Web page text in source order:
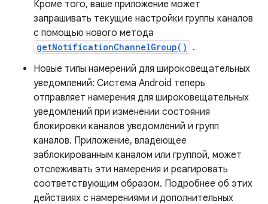
Кроме того, ваше приложение может
запрашивать текущие настройки группы каналов
с помощью нового метода
getNotificationChannelGroup()
.
Новые типы намерений для широковещательных
уведомлений: Система Android теперь
отправляет намерения для широковещательных
уведомлений при изменении состояния
блокировки каналов уведомлений и групп
каналов. Приложение, владеющее
заблокированным каналом или группой, может
отслеживать эти намерения и реагировать
соответствующим образом. Подробнее об этих
действиях с намерениями и дополнительных